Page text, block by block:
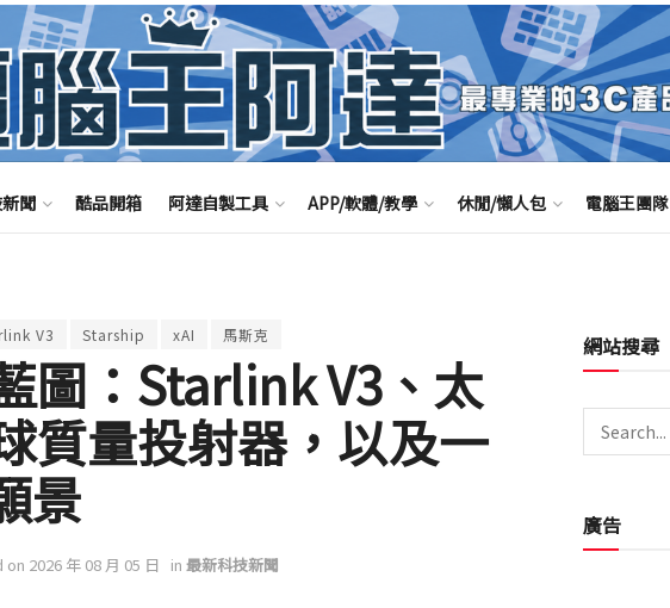
聞 酷品開箱 阿達自製工具 APP/軟體/教學 休閒/懶人包 電腦王團隊
V3 Starship xAI 馬斯克
圖：Starlink V3、太
質量投射器，以及一
景
2026 年 08 月 05 日 in 最新科技新聞
網站搜尋
廣告